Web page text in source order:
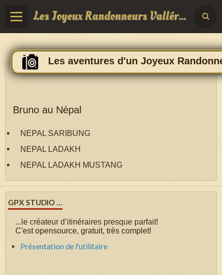
Les Joyeux Randonneurs Vallérois
Les aventures d'un Joyeux
Bruno au Népal
NEPAL SARIBUNG
NEPAL LADAKH
NEPAL LADAKH MUSTANG
GPX STUDIO ...
... le créateur d’itinéraires presque parfait!
C'est opensource, gratuit, très complet!
Présentation de l'utilitaire